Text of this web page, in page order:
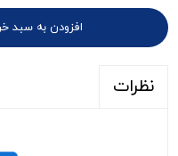
افزودن به سبد
نظرات